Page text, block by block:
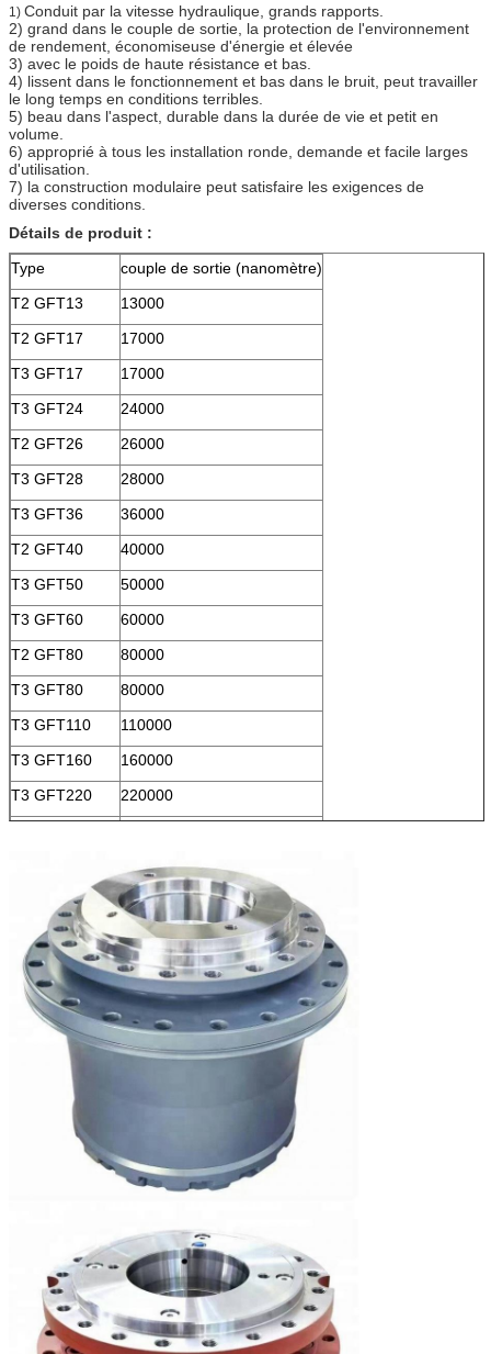
1) Conduit par la vitesse hydraulique, grands rapports.
2) grand dans le couple de sortie, la protection de l'environnement
de rendement, économiseuse d'énergie et élevée
3) avec le poids de haute résistance et bas.
4) lissent dans le fonctionnement et bas dans le bruit, peut travailler
le long temps en conditions terribles.
5) beau dans l'aspect, durable dans la durée de vie et petit en
volume.
6) approprié à tous les installation ronde, demande et facile larges
d'utilisation.
7) la construction modulaire peut satisfaire les exigences de
diverses conditions.
Détails de produit :
Type
couple de sortie (nanomètre)
T2 GFT13
13000
T2 GFT17
17000
T3 GFT17
17000
T3 GFT24
24000
T2 GFT26
26000
T3 GFT28
28000
T3 GFT36
36000
T2 GFT40
40000
T3 GFT50
50000
T3 GFT60
60000
T2 GFT80
80000
T3 GFT80
80000
T3 GFT110
110000
T3 GFT160
160000
T3 GFT220
220000
330000